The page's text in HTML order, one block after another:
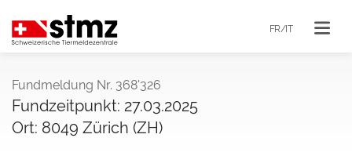
FR/IT
Fundmeldung Nr. 368'326
Fundzeitpunkt: 27.03.2025
Ort: 8049 Zürich (ZH)